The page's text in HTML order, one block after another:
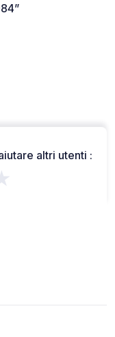
altri utenti :